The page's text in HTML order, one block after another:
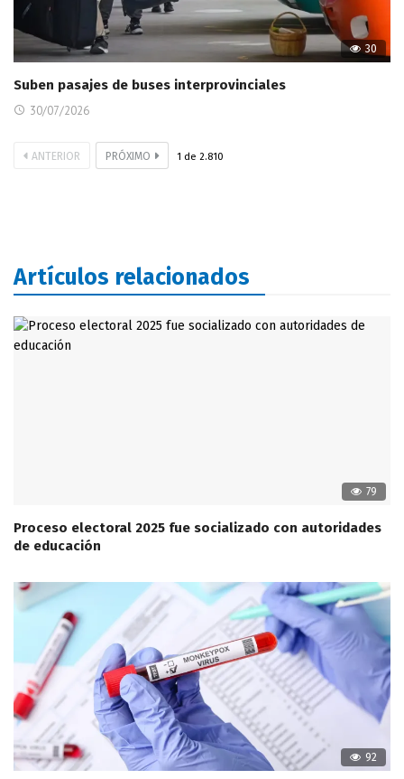
30
Suben pasajes de buses interprovinciales
30/07/2026
ANTERIOR PRÓXIMO 1 de 2.810
Artículos relacionados
79
Proceso electoral 2025 fue socializado con autoridades
de educación
92